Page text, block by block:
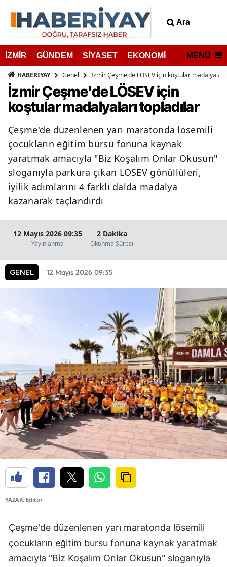
Ara
İZMİR GÜNDEM SİYASET EKONOMİ MENÜ
HABERİYAY Genel İzmir Çeşme'de LÖSEV için koştular
İzmir Çeşme'de LÖSEV için
koştular madalyaları topladılar
Çeşme'de düzenlenen yarı maratonda lösemili
çocukların eğitim bursu fonuna kaynak
yaratmak amacıyla "Biz Koşalım Onlar Okusun"
sloganıyla parkura çıkan LÖSEV gönüllüleri,
iyilik adımlarını 4 farklı dalda madalya
kazanarak taçlandırdı
12 Mayıs 2026 09:35
Yayınlanma
2 Dakika
Okunma Süresi
GENEL 12 Mayıs 2026 09:35
YAZAR: Editör
Çeşme'de düzenlenen yarı maratonda lösemili
çocukların eğitim bursu fonuna kaynak yaratmak
amacıyla "Biz Koşalım Onlar Okusun" sloganıyla